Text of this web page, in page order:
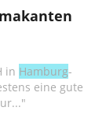
in Hamburg-
eine gute